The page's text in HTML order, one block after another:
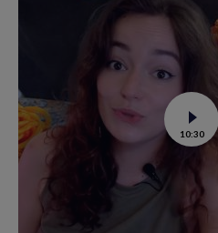
Voir
la
vidéo
au
ce
10:30